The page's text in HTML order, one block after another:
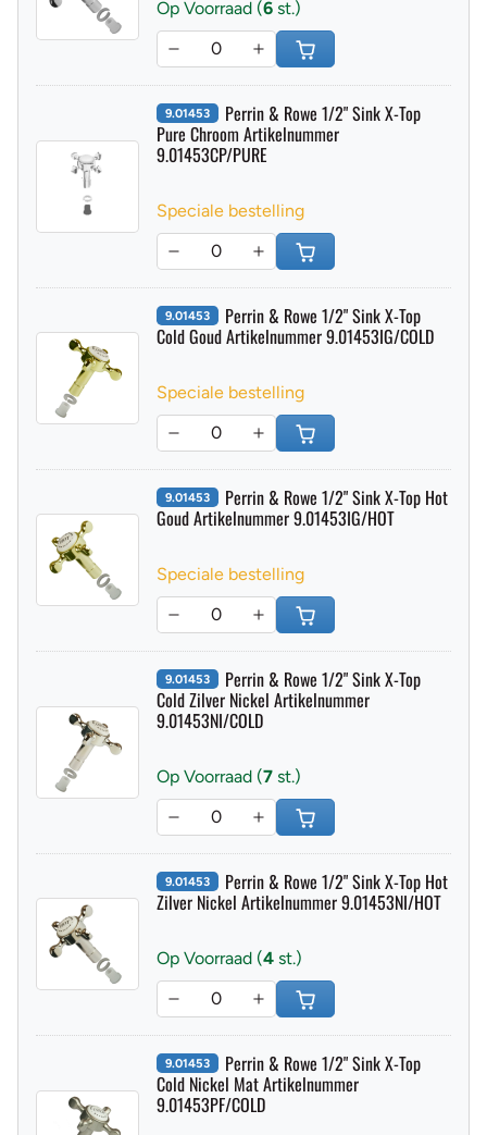
Op Voorraad (
9.01453 Perrin & Rowe 1/2" Sink X-Top
Pure Chroom Artikelnummer
9.01453CP/PURE
Speciale bestelling
9.01453 Perrin & Rowe 1/2" Sink X-Top
Cold Goud Artikelnummer 9.01453IG/COLD
Speciale bestelling
9.01453 Perrin & Rowe 1/2" Sink X-Top Hot
Goud Artikelnummer 9.01453IG/HOT
Speciale bestelling
9.01453 Perrin & Rowe 1/2" Sink X-Top
Cold Zilver Nickel Artikelnummer
9.01453NI/COLD
Op Voorraad (
9.01453 Perrin & Rowe 1/2" Sink X-Top Hot
Zilver Nickel Artikelnummer 9.01453NI/HOT
Op Voorraad (
9.01453 Perrin & Rowe 1/2" Sink X-Top
Cold Nickel Mat Artikelnummer
9.01453PF/COLD